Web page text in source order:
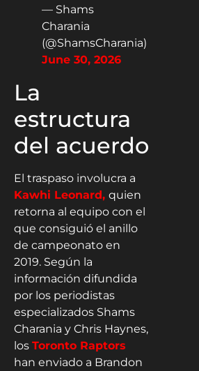
— Shams
Charania
(@ShamsCharania)
June 30, 2026
La
estructura
del acuerdo
El traspaso involucra a
Kawhi Leonard, quien
retorna al equipo con el
que consiguió el anillo
de campeonato en
2019. Según la
información difundida
por los periodistas
especializados Shams
Charania y Chris Haynes,
los Toronto Raptors
han enviado a Brandon